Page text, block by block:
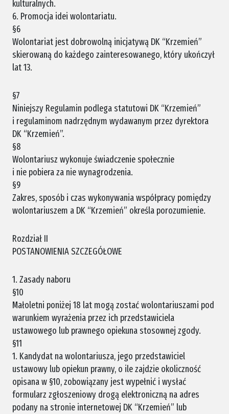
kulturalnych.
6. Promocja idei wolontariatu.
§6
Wolontariat jest dobrowolną inicjatywą DK “Krzemień”
skierowaną do każdego zainteresowanego, który ukończył
lat 13.
§7
Niniejszy Regulamin podlega statutowi DK “Krzemień”
i regulaminom nadrzędnym wydawanym przez dyrektora
DK “Krzemień”.
§8
Wolontariusz wykonuje świadczenie społecznie
i nie pobiera za nie wynagrodzenia.
§9
Zakres, sposób i czas wykonywania współpracy pomiędzy
wolontariuszem a DK “Krzemień” określa porozumienie.
Rozdział II
POSTANOWIENIA SZCZEGÓŁOWE
1. Zasady naboru
§10
Małoletni poniżej 18 lat mogą zostać wolontariuszami pod
warunkiem wyrażenia przez ich przedstawiciela
ustawowego lub prawnego opiekuna stosownej zgody.
§11
1. Kandydat na wolontariusza, jego przedstawiciel
ustawowy lub opiekun prawny, o ile zajdzie okoliczność
opisana w §10, zobowiązany jest wypełnić i wysłać
formularz zgłoszeniowy drogą elektroniczną na adres
podany na stronie internetowej DK “Krzemień” lub